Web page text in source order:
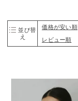
並び替
え
価格が安い順
レビュー順